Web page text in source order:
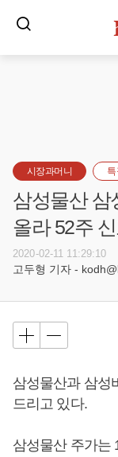
시장과머니
삼성물산 삼
올라 52주
2020-02-11 11:29:10
고두형 기자 -
삼성물산과 삼성
드리고 있다.
삼성물산 주가는